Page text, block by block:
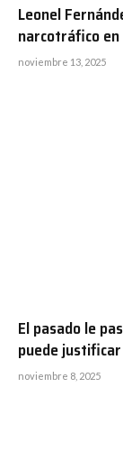
Leonel
narcotráfico
noviembre 13, 2025
El pasado le
puede
noviembre 8, 2025